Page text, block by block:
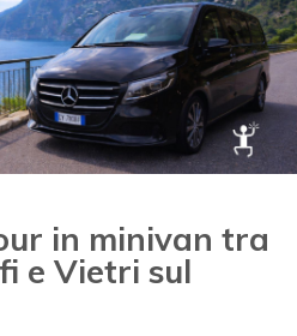
in minivan tra
e Vietri sul